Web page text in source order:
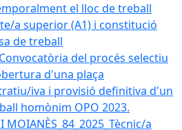
el lloc de treball
a superior (A1) i constitució
de treball
del procés selectiu
d'una plaça
iva i provisió definitiva d'un
homònim OPO 2023.
MOIANÈS_84_2025_Tècnic/a